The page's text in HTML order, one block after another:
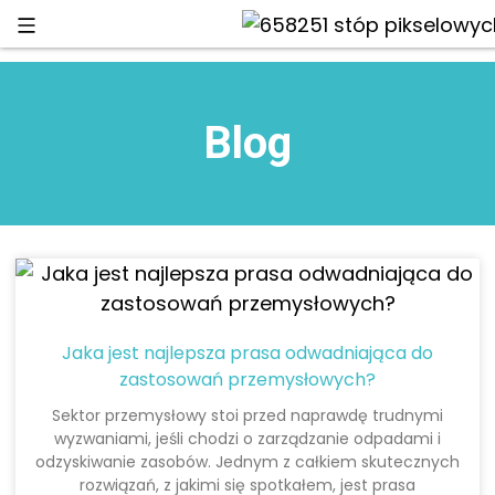
Blog
Jaka jest najlepsza prasa odwadniająca do
zastosowań przemysłowych?
Sektor przemysłowy stoi przed naprawdę trudnymi
wyzwaniami, jeśli chodzi o zarządzanie odpadami i
odzyskiwanie zasobów. Jednym z całkiem skutecznych
rozwiązań, z jakimi się spotkałem, jest prasa